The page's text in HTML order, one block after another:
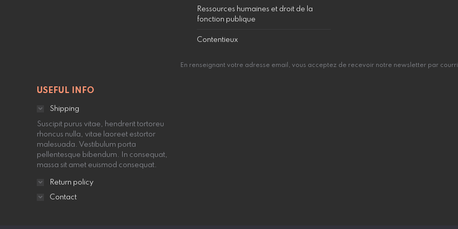
Ressources humaines et droit de la
fonction publique
Contentieux
En renseignant votre adresse email, vous acceptez de recevoir notre newsletter par
USEFUL INFO
Shipping
Suscipit purus vitae, hendrerit tortoreu
rhoncus nulla, vitae laoreet estortor
malesuada. Vestibulum porta
pellentesque bibendum. In consequat,
massa sit amet euismod consequat.
Return policy
Contact